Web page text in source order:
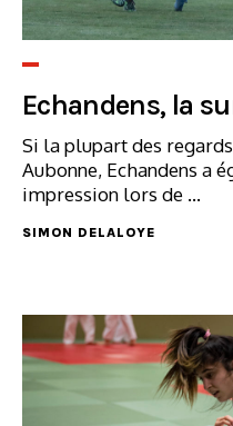
Echandens, la
Si la plupart des
Aubonne, Echandens a
impression lors de ...
SIMON DELALOYE